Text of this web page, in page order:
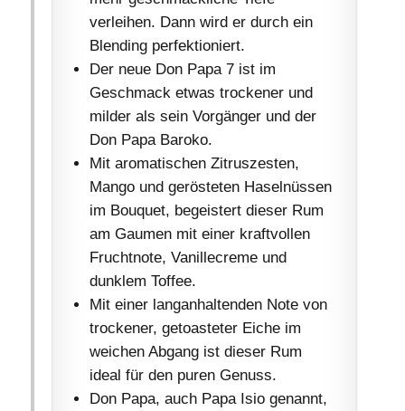
verleihen. Dann wird er durch ein
Blending perfektioniert.
Der neue Don Papa 7 ist im
Geschmack etwas trockener und
milder als sein Vorgänger und der
Don Papa Baroko.
Mit aromatischen Zitruszesten,
Mango und gerösteten Haselnüssen
im Bouquet, begeistert dieser Rum
am Gaumen mit einer kraftvollen
Fruchtnote, Vanillecreme und
dunklem Toffee.
Mit einer langanhaltenden Note von
trockener, getoasteter Eiche im
weichen Abgang ist dieser Rum
ideal für den puren Genuss.
Don Papa, auch Papa Isio genannt,